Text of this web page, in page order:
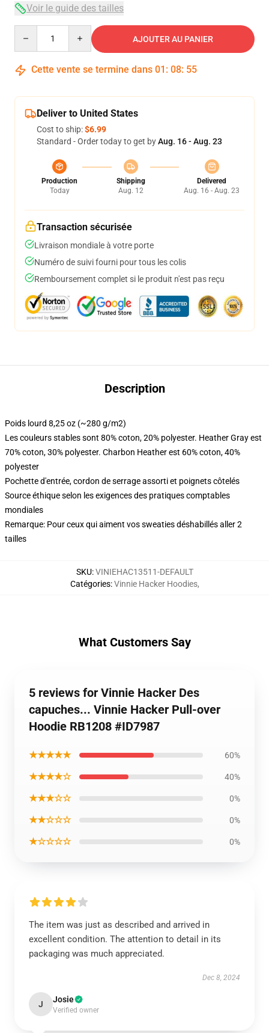
Voir le guide des tailles
AJOUTER AU PANIER
Cette vente se termine dans 01 : 08: 54
Deliver to United States
Cost to ship:$6.99
Standard - Order today to get byAug. 16 - Aug. 23
Production
Today
Shipping
Aug. 12
Delivered
Aug. 16 - Aug. 23
Transaction sécurisée
Livraison mondiale à votre porte
Numéro de suivi fourni pour tous les colis
Remboursement complet si le produit n'est pas reçu
Description
Poids lourd 8,25 oz (~280 g/m2)
Les couleurs stables sont 80% coton, 20% polyester. Heather Gray est
70% coton, 30% polyester. Charbon Heather est 60% coton, 40%
polyester
Pochette d'entrée, cordon de serrage assorti et poignets côtelés
Source éthique selon les exigences des pratiques comptables
mondiales
Remarque: Pour ceux qui aiment vos sweaties déshabillés aller 2
tailles
SKU:VINIEHAC13511-DEFAULT
Catégories:Vinnie Hacker Hoodies,
What Customers Say
5 reviews for Vinnie Hacker Des
capuches... Vinnie Hacker Pull-over
Hoodie RB1208 #ID7987
★★★★★ 60%
★★★★☆ 40%
★★★☆☆ 0%
★★☆☆☆ 0%
★☆☆☆☆ 0%
The item was just as described and arrived in
excellent condition. The attention to detail in its
packaging was much appreciated.
Dec 8, 2024
J Josie
Verified owner